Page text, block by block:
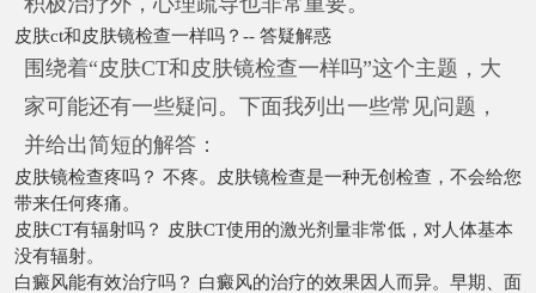
皮肤ct和皮肤镜检查一样吗？-- 答疑解惑
围绕着“皮肤CT和皮肤镜检查一样吗”这个主题，大
家可能还有一些疑问。下面我列出一些常见问题，
并给出简短的解答：
皮肤镜检查疼吗？ 不疼。皮肤镜检查是一种无创检查，不会给您
带来任何疼痛。
皮肤CT有辐射吗？ 皮肤CT使用的激光剂量非常低，对人体基本
没有辐射。
白癜风能有效治疗吗？ 白癜风的治疗的效果因人而异。早期、面